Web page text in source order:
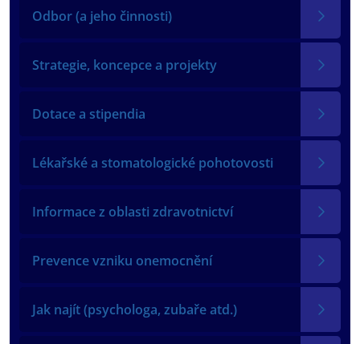
Odbor (a jeho činnosti)
Strategie, koncepce a projekty
Dotace a stipendia
Lékařské a stomatologické pohotovosti
Informace z oblasti zdravotnictví
Prevence vzniku onemocnění
Jak najít (psychologa, zubaře atd.)